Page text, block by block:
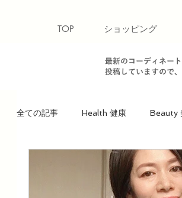
TOP ショッピング
最新のコーディネー
投稿していますので
全ての記事 Health 健康 Beauty
骨格診断【ウェーブ】